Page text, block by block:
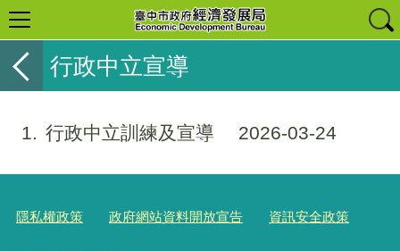
行政中立宣導
1 行政中立訓練及宣導 2026-03-24
隱私權政策 政府網站資料開放宣告 資訊安全政策